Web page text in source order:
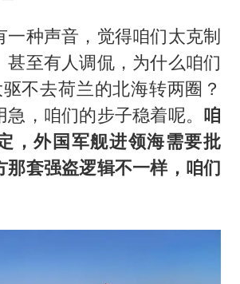
一种声音，觉得咱们太克制
甚至有人调侃，为什么咱们
不去荷兰的北海转两圈？
，咱们的步子稳着呢。 咱
，外国军舰进领海需要批
那套强盗逻辑不一样，咱们